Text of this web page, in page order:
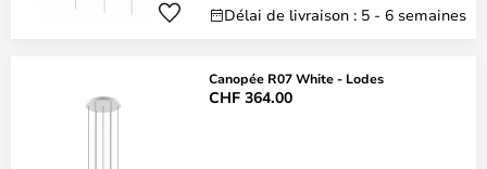
Délai de livraison : 5 - 6 semaines
Canopée R07 White - Lodes
CHF 364.00